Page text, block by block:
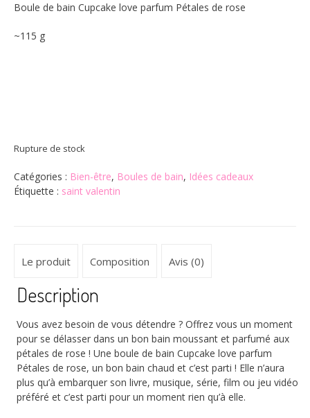
Boule de bain Cupcake love parfum Pétales de rose
~115 g
Rupture de stock
Catégories : Bien-être, Boules de bain, Idées cadeaux
Étiquette : saint valentin
Le produit Composition Avis (0)
Description
Vous avez besoin de vous détendre ? Offrez vous un moment
pour se délasser dans un bon bain moussant et parfumé aux
pétales de rose ! Une boule de bain Cupcake love parfum
Pétales de rose, un bon bain chaud et c’est parti ! Elle n’aura
plus qu’à embarquer son livre, musique, série, film ou jeu vidéo
préféré et c’est parti pour un moment rien qu’à elle.